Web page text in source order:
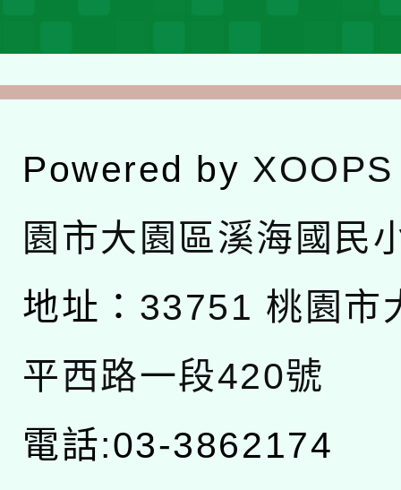
Powered by XOOPS
園市大園區溪海國民
地址： 33751 桃園市
平西路一段420號
電話:03-3862174